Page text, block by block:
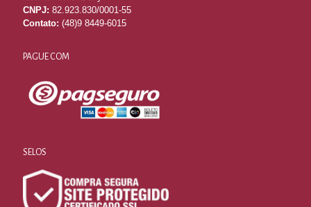
CNPJ: 82.923.830/0001-55
Contato: (48)9 8449-6015
PAGUE COM
SELOS